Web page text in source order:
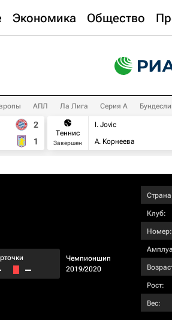
Экономика Общество
АПЛ Ла Лига Серия А
2
1
Теннис
Завершен
I. Jovic
А. Корнеева
Чемпионшип
2019/2020
–
Клуб:
Номер:
Рост:
Вес: